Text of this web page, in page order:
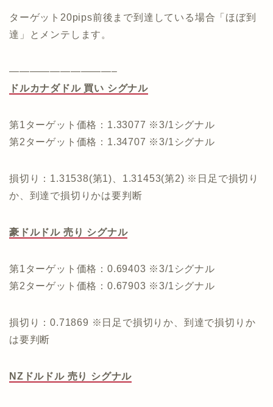
ターゲット20pips前後まで到達している場合「ほぼ到
達」とメンテします。
——————————–
ドルカナダドル 買い シグナル
第1ターゲット価格：1.33077 ※3/1シグナル
第2ターゲット価格：1.34707 ※3/1シグナル
損切り：1.31538(第1)、1.31453(第2) ※日足で損切り
か、到達で損切りかは要判断
豪ドルドル 売り シグナル
第1ターゲット価格：0.69403 ※3/1シグナル
第2ターゲット価格：0.67903 ※3/1シグナル
損切り：0.71869 ※日足で損切りか、到達で損切りか
は要判断
NZドルドル 売り シグナル